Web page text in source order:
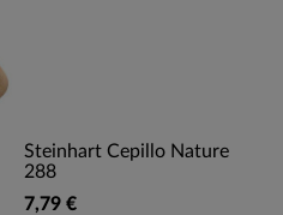
Steinhart Cepillo Nature
288
7,79 €